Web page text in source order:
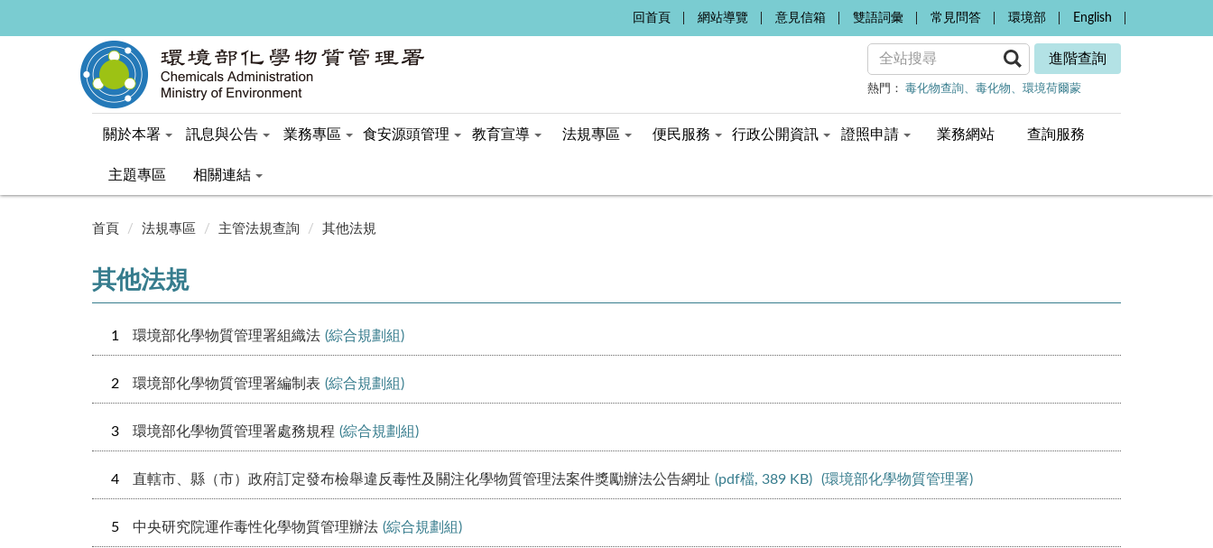
回首頁 網站導覽 意見信箱 雙語詞彙 常見問答 環境部 English
進階查詢
熱門： 毒化物查詢 毒化物 環境荷爾蒙
關於本署 訊息與公告 業務專區 食安源頭管理 教育宣導 法規專區 便民服務 行政公開資訊 證照申請 業務網站 查詢服務
主題專區 相關連結
首頁 法規專區 主管法規查詢 其他法規
其他法規
1 環境部化學物質管理署組織法 (綜合規劃組)
2 環境部化學物質管理署編制表 (綜合規劃組)
3 環境部化學物質管理署處務規程 (綜合規劃組)
4 直轄市、縣（市）政府訂定發布檢舉違反毒性及關注化學物質管理法案件獎勵辦法公告網址 (pdf檔, 389 KB) (環境部化學物質管理署)
5 中央研究院運作毒性化學物質管理辦法 (綜合規劃組)